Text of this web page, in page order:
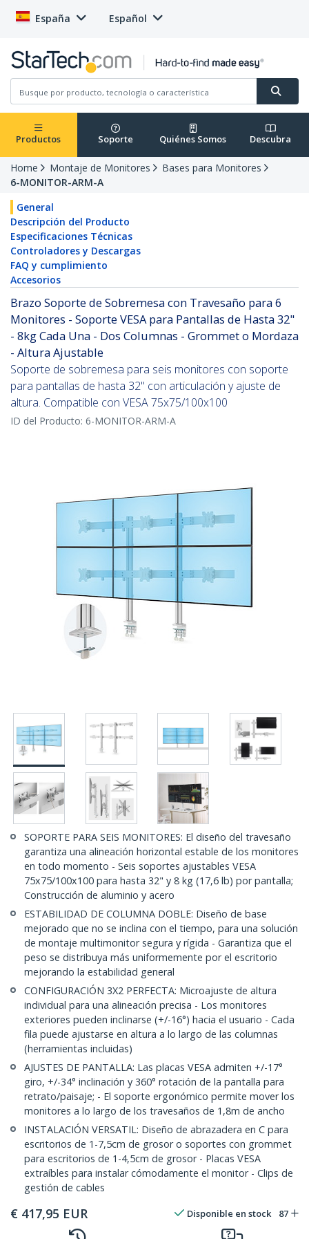
España Español
Productos Soporte Quiénes Somos Descubra
Home Montaje de Monitores
Bases para Monitores
6-MONITOR-ARM-A
General
Descripción del Producto
Especificaciones Técnicas
Controladores y Descargas
FAQ y cumplimiento
Accesorios
Brazo Soporte de Sobremesa con Travesaño para 6
Monitores - Soporte VESA para Pantallas de Hasta 32"
- 8kg Cada Una - Dos Columnas - Grommet o Mordaza
- Altura Ajustable
Soporte de sobremesa para seis monitores con soporte
para pantallas de hasta 32" con articulación y ajuste de
altura. Compatible con VESA 75x75/100x100
ID del Producto: 6-MONITOR-ARM-A
SOPORTE PARA SEIS MONITORES: El diseño del travesaño
garantiza una alineación horizontal estable de los monitores
en todo momento - Seis soportes ajustables VESA
75x75/100x100 para hasta 32" y 8 kg (17,6 lb) por pantalla;
Construcción de aluminio y acero
ESTABILIDAD DE COLUMNA DOBLE: Diseño de base
mejorado que no se inclina con el tiempo, para una solución
de montaje multimonitor segura y rígida - Garantiza que el
peso se distribuya más uniformemente por el escritorio
mejorando la estabilidad general
CONFIGURACIÓN 3X2 PERFECTA: Microajuste de altura
individual para una alineación precisa - Los monitores
exteriores pueden inclinarse (+/-16°) hacia el usuario - Cada
fila puede ajustarse en altura a lo largo de las columnas
(herramientas incluidas)
AJUSTES DE PANTALLA: Las placas VESA admiten +/-17°
giro, +/-34° inclinación y 360° rotación de la pantalla para
retrato/paisaje; - El soporte ergonómico permite mover los
monitores a lo largo de los travesaños de 1,8m de ancho
INSTALACIÓN VERSATIL: Diseño de abrazadera en C para
escritorios de 1-7,5cm de grosor o soportes con grommet
para escritorios de 1-4,5cm de grosor - Placas VESA
extraíbles para instalar cómodamente el monitor - Clips de
gestión de cables
€ 417,95 EUR Disponible en stock 87